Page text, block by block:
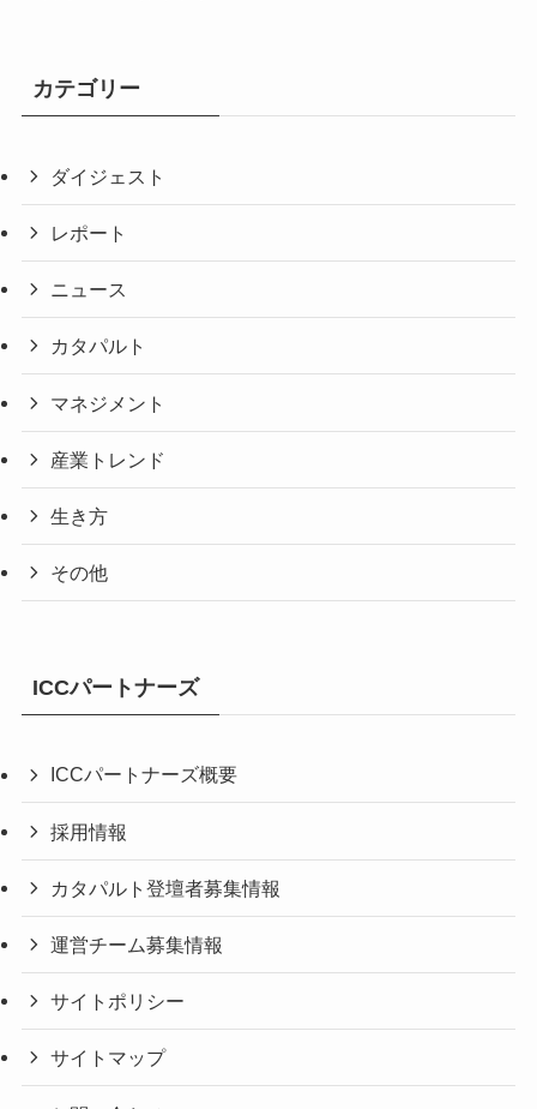
カテゴリー
ダイジェスト
レポート
ニュース
カタパルト
マネジメント
産業トレンド
生き方
その他
ICCパートナーズ
ICCパートナーズ概要
採用情報
カタパルト登壇者募集情報
運営チーム募集情報
サイトポリシー
サイトマップ